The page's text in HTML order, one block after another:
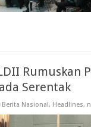
Rumuskan
Serentak
Berita Nasional, Headlines,